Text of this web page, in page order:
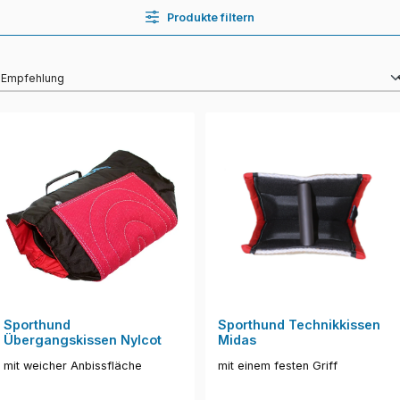
Produkte filtern
Sporthund
Übergangskissen Nylcot
mit weicher Anbissfläche
Sporthund Technikkissen
Midas
mit einem festen Griff